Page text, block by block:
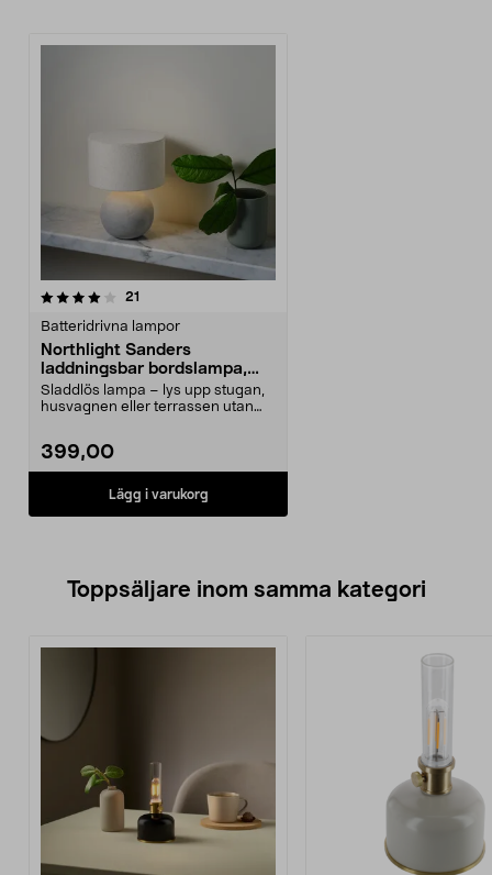
21
Batteridrivna lampor
Northlight Sanders
laddningsbar bordslampa,
betong
Sladdlös lampa – lys upp stugan,
husvagnen eller terrassen utan
399,00
Lägg i varukorg
Toppsäljare inom samma kategori